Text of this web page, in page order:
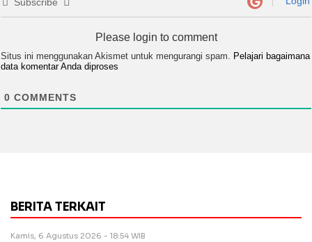
Please login to comment
Situs ini menggunakan Akismet untuk mengurangi spam. Pelajari bagaimana
data komentar Anda diproses
0 COMMENTS
BERITA TERKAIT
Kamis, 6 Agustus 2026 - 18:54 WIB